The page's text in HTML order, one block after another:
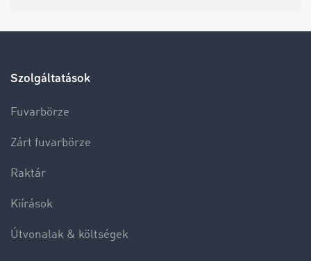
Szolgáltatások
Fuvarbörze
Zárt fuvarbörze
Raktár
Kiírások
Útvonalak & költségek